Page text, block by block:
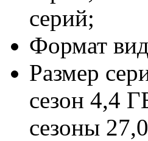
серий;
Формат
Размер
сезон 4,4
сезоны